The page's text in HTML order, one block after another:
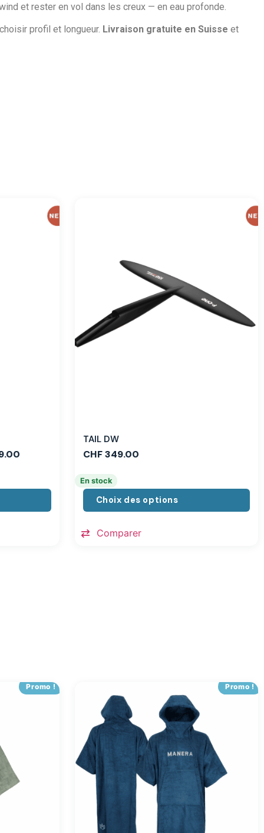
et rester en vol dans les creux — en eau profonde.
profil et longueur. Livraison gratuite en Suisse et
TAIL DW
CHF349.00
En stock
Choix des options
Comparer
Promo ! Promo !